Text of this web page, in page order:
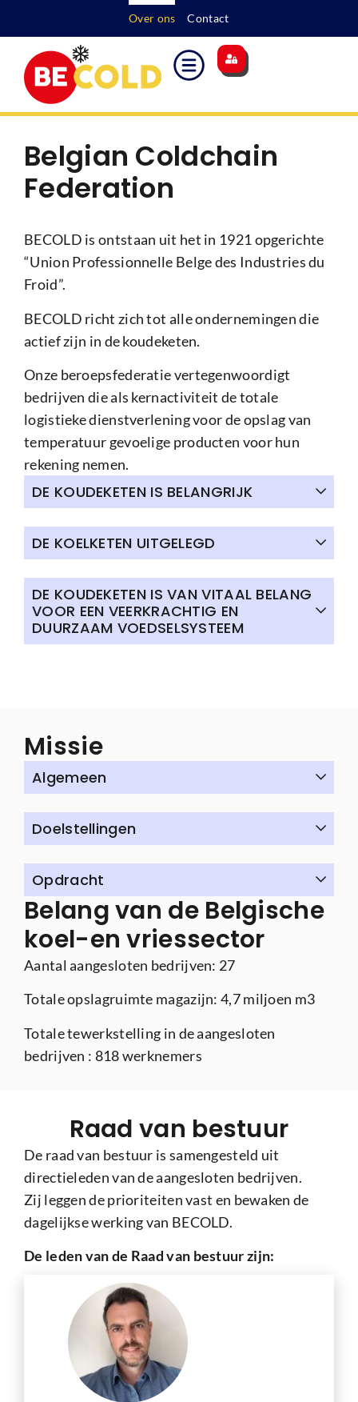
Over ons Contact
Belgian Coldchain
Federation
BECOLD is ontstaan uit het in 1921 opgerichte
“Union Professionnelle Belge des Industries du
Froid”.
BECOLD richt zich tot alle ondernemingen die
actief zijn in de koudeketen.
Onze beroepsfederatie vertegenwoordigt
bedrijven die als kernactiviteit de totale
logistieke dienstverlening voor de opslag van
temperatuur gevoelige producten voor hun
rekening nemen.
DE KOUDEKETEN IS BELANGRIJK
DE KOELKETEN UITGELEGD
DE KOUDEKETEN IS VAN VITAAL BELANG
VOOR EEN VEERKRACHTIG EN
DUURZAAM VOEDSELSYSTEEM
Missie
Algemeen
Doelstellingen
Opdracht
Belang van de Belgische
koel-en vriessector
Aantal aangesloten bedrijven: 27
Totale opslagruimte magazijn: 4,7 miljoen m3
Totale tewerkstelling in de aangesloten
bedrijven : 818 werknemers
Raad van bestuur
De raad van bestuur is samengesteld uit
directieleden van de aangesloten bedrijven.
Zij leggen de prioriteiten vast en bewaken de
dagelijkse werking van BECOLD.
De leden van de Raad van bestuur zijn: